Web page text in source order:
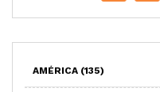
AMÉRICA (135)